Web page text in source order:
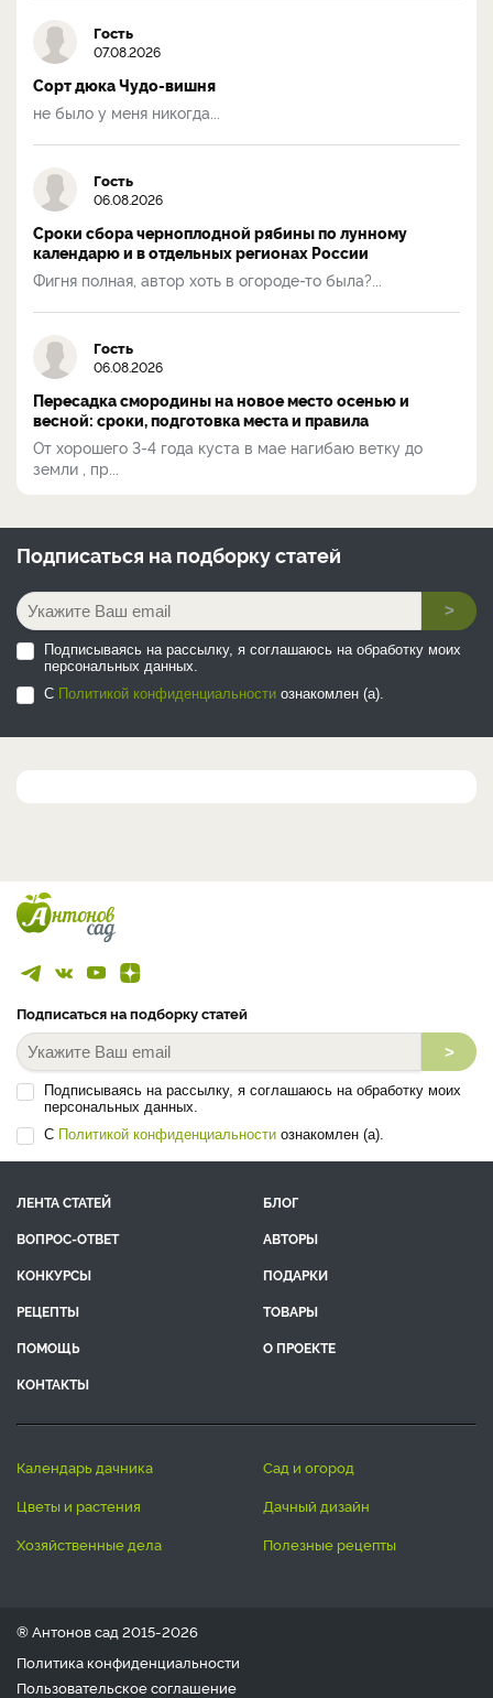
Гость
07.08.2026
Сорт дюка Чудо-вишня
не было у меня никогда...
Гость
06.08.2026
Сроки сбора черноплодной рябины по лунному
календарю и в отдельных регионах России
Фигня полная, автор хоть в огороде-то была?...
Гость
06.08.2026
Пересадка смородины на новое место осенью и
весной: сроки, подготовка места и правила
От хорошего 3-4 года куста в мае нагибаю ветку до
земли , пр...
Подписаться на подборку статей
>
Подписываясь на рассылку, я соглашаюсь на обработку моих
персональных данных.
С Политикой конфиденциальности ознакомлен (а).
Подписаться на подборку статей
>
Подписываясь на рассылку, я соглашаюсь на обработку моих
персональных данных.
С Политикой конфиденциальности ознакомлен (а).
ЛЕНТА СТАТЕЙ
БЛОГ
ВОПРОС-ОТВЕТ
АВТОРЫ
КОНКУРСЫ
ПОДАРКИ
РЕЦЕПТЫ
ТОВАРЫ
ПОМОЩЬ
О ПРОЕКТЕ
КОНТАКТЫ
календарь дачника
сад и огород
цветы и растения
дачный дизайн
хозяйственные дела
полезные рецепты
® Антонов сад 2015-2026
Политика конфиденциальности
Пользовательское соглашение